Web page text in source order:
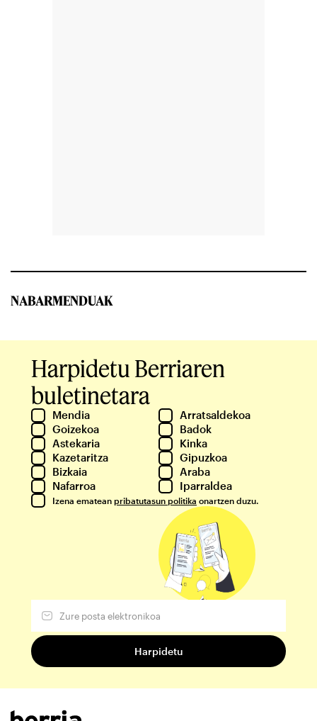
NABARMENDUAK
Harpidetu Berriaren
buletinetara
Mendia
Arratsaldekoa
Goizekoa
Badok
Astekaria
Kinka
Kazetaritza
Gipuzkoa
Bizkaia
Araba
Nafarroa
Iparraldea
Izena ematean pribatutasun politika onartzen duzu.